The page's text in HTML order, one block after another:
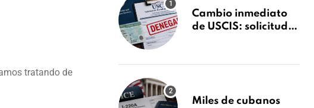
tratando de
Cambio inmediato
de USCIS: solicitudes
sin previo aviso
Miles de cubanos